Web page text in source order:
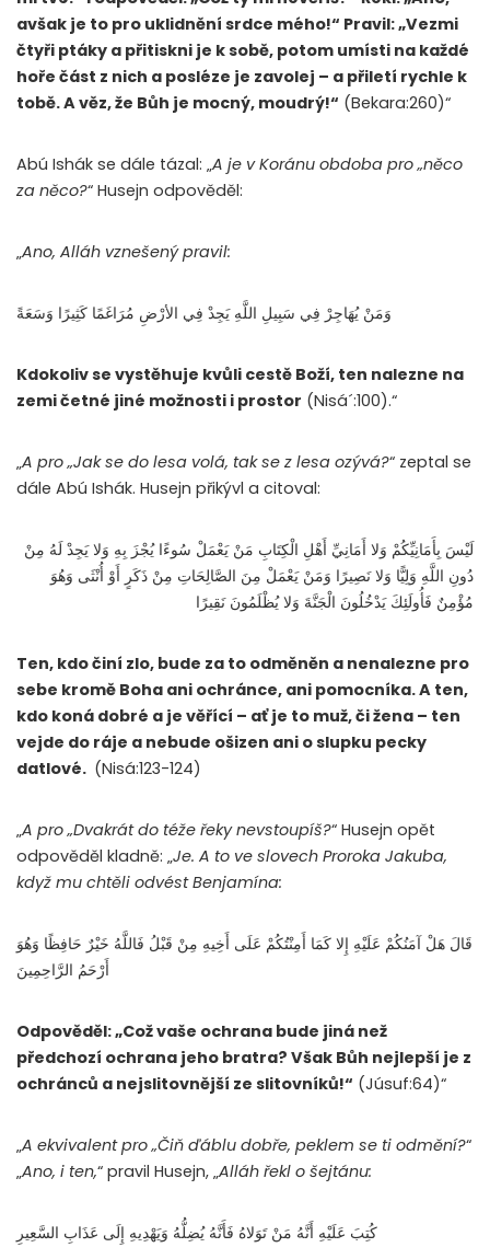
avšak je to pro uklidnění srdce mého!“ Pravil: „Vezmi
čtyři ptáky a přitiskni je k sobě, potom umísti na každé
hoře část z nich a posléze je zavolej – a přiletí rychle k
tobě. A věz, že Bůh je mocný, moudrý!“ (Bekara:260)“
Abú Ishák se dále tázal: „A je v Koránu obdoba pro „něco
za něco?“ Husejn odpověděl:
„Ano, Alláh vznešený pravil:
وَمَنْ يُهَاجِرْ فِي سَبِيلِ اللَّهِ يَجِدْ فِي الأرْضِ مُرَاغَمًا كَثِيرًا وَسَعَةً
Kdokoliv se vystěhuje kvůli cestě Boží, ten nalezne na
zemi četné jiné možnosti i prostor (Nisá´:100).“
„A pro „Jak se do lesa volá, tak se z lesa ozývá?“ zeptal se
dále Abú Ishák. Husejn přikývl a citoval:
لَيْسَ بِأَمَانِيِّكُمْ وَلا أَمَانِيِّ أَهْلِ الْكِتَابِ مَنْ يَعْمَلْ سُوءًا يُجْزَ بِهِ وَلا يَجِدْ لَهُ مِنْ
دُونِ اللَّهِ وَلِيًّا وَلا نَصِيرًا وَمَنْ يَعْمَلْ مِنَ الصَّالِحَاتِ مِنْ ذَكَرٍ أَوْ أُنْثَى وَهُوَ
مُؤْمِنٌ فَأُولَئِكَ يَدْخُلُونَ الْجَنَّةَ وَلا يُظْلَمُونَ نَقِيرًا
Ten, kdo činí zlo, bude za to odměněn a nenalezne pro
sebe kromě Boha ani ochránce, ani pomocníka. A ten,
kdo koná dobré a je věřící – ať je to muž, či žena – ten
vejde do ráje a nebude ošizen ani o slupku pecky
datlové. (Nisá:123-124)
„A pro „Dvakrát do téže řeky nevstoupíš?“ Husejn opět
odpověděl kladně: „Je. A to ve slovech Proroka Jakuba,
když mu chtěli odvést Benjamína:
قَالَ هَلْ آمَنُكُمْ عَلَيْهِ إِلا كَمَا أَمِنْتُكُمْ عَلَى أَخِيهِ مِنْ قَبْلُ فَاللَّهُ خَيْرٌ حَافِظًا وَهُوَ
أَرْحَمُ الرَّاحِمِينَ
Odpověděl: „Což vaše ochrana bude jiná než
předchozí ochrana jeho bratra? Však Bůh nejlepší je z
ochránců a nejslitovnější ze slitovníků!“ (Júsuf:64)“
„A ekvivalent pro „Čiň ďáblu dobře, peklem se ti odmění?“
„Ano, i ten,“ pravil Husejn, „Alláh řekl o šejtánu:
كُتِبَ عَلَيْهِ أَنَّهُ مَنْ تَوَلاهُ فَأَنَّهُ يُضِلُّهُ وَيَهْدِيهِ إِلَى عَذَابِ السَّعِيرِ